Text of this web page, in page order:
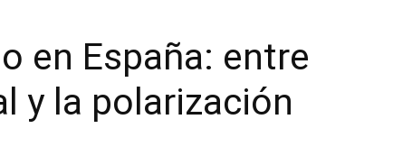
en España: entre
y la polarización